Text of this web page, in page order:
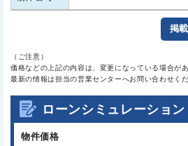
掲
（ご注意）
価格などの上記の内容は、変更になっている場合があ
最新の情報は担当の営業センターへお問い合わせくだ
ローンシミュレーション
物件価格